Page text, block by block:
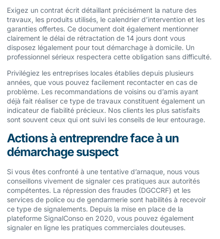
Exigez un contrat écrit détaillant précisément la nature des
travaux, les produits utilisés, le calendrier d’intervention et les
garanties offertes. Ce document doit également mentionner
clairement le délai de rétractation de 14 jours dont vous
disposez légalement pour tout démarchage à domicile. Un
professionnel sérieux respectera cette obligation sans difficulté.
Privilégiez les entreprises locales établies depuis plusieurs
années, que vous pouvez facilement recontacter en cas de
problème. Les recommandations de voisins ou d’amis ayant
déjà fait réaliser ce type de travaux constituent également un
indicateur de fiabilité précieux. Nos clients les plus satisfaits
sont souvent ceux qui ont suivi les conseils de leur entourage.
Actions à entreprendre face à un
démarchage suspect
Si vous êtes confronté à une tentative d’arnaque, nous vous
conseillons vivement de signaler ces pratiques aux autorités
compétentes. La répression des fraudes (DGCCRF) et les
services de police ou de gendarmerie sont habilités à recevoir
ce type de signalements. Depuis la mise en place de la
plateforme SignalConso en 2020, vous pouvez également
signaler en ligne les pratiques commerciales douteuses.